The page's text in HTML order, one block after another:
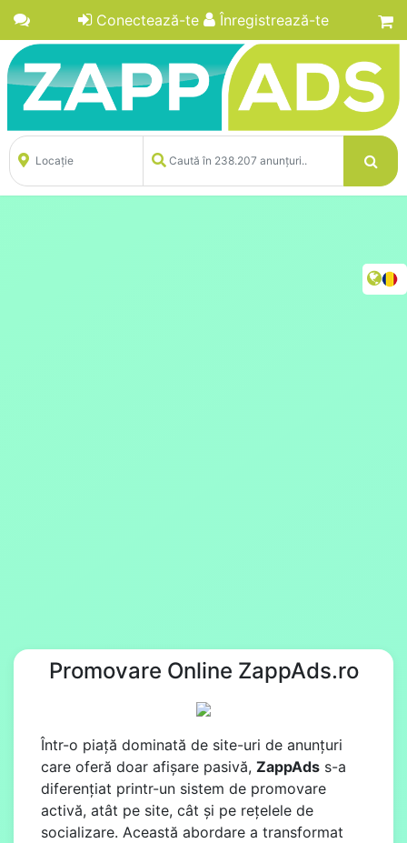
Conectează-te Înregistrează-te
Promovare Online ZappAds.ro
Într-o piață dominată de site-uri de anunțuri
care oferă doar afișare pasivă, ZappAds s-a
diferențiat printr-un sistem de promovare
activă, atât pe site, cât și pe rețelele de
socializare. Această abordare a transformat